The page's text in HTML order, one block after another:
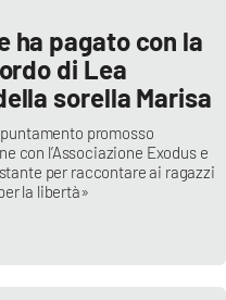
ha pagato con la
di Lea
sorella Marisa
promosso
con l’Associazione Exodus e
per raccontare ai ragazzi
la libertà»